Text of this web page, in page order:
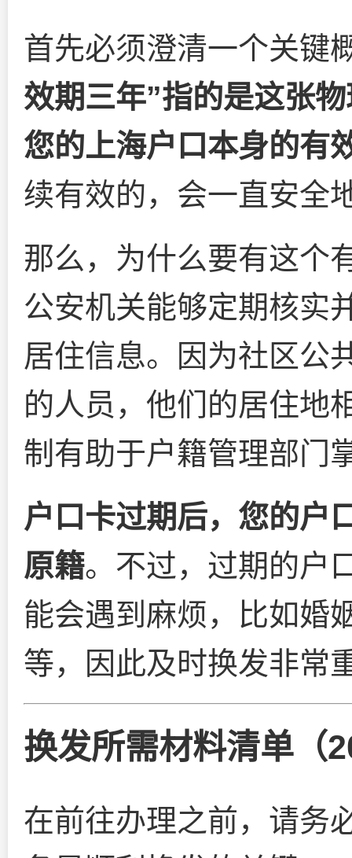
首先必须澄清一个关键
效期三年”指的是这张
您的上海户口本身的有
续有效的，会一直安全
那么，为什么要有这个
公安机关能够定期核实
居住信息。因为社区公
的人员，他们的居住地
制有助于户籍管理部门
户口卡过期后，您的户
原籍。不过，过期的户
能会遇到麻烦，比如婚
等，因此及时换发非常
换发所需材料清单（
在前往办理之前，请务